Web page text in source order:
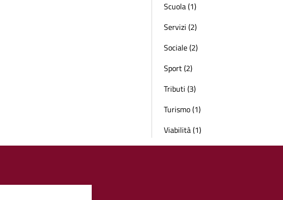
Scuola (1)
Servizi (2)
Sociale (2)
Sport (2)
Tributi (3)
Turismo (1)
Viabilità (1)